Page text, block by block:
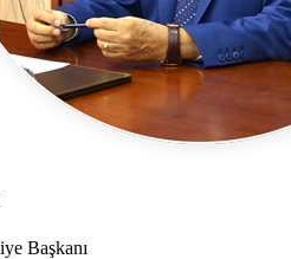
Başkanı